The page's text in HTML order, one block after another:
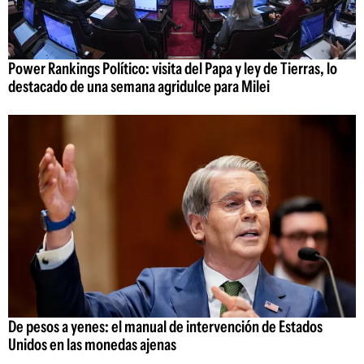
Power Rankings Político: visita del Papa y ley de Tierras, lo
destacado de una semana agridulce para Milei
De pesos a yenes: el manual de intervención de Estados
Unidos en las monedas ajenas